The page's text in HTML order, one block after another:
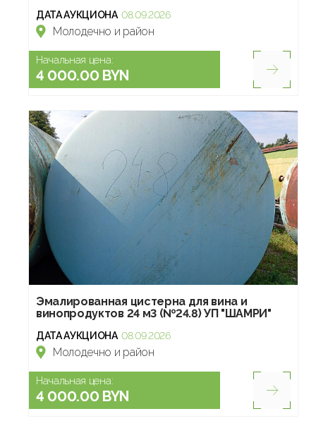
ДАТА АУКЦИОНА 08.09.2026
Молодечно и район
Начальная цена:
4 000.00 BYN
Эмалированная цистерна для вина и
винопродуктов 24 м3 (№24.8) УП "ШАМРИ"
ДАТА АУКЦИОНА 08.09.2026
Молодечно и район
Начальная цена:
4 000.00 BYN